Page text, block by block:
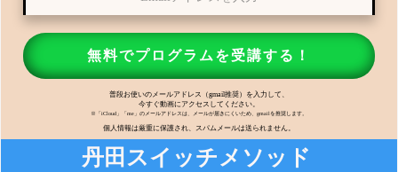
無料でプロ グラムを受講する！
普段お使いのメールアドレス（gmail推奨）を入力して、
今すぐ動画にアクセスしてください。
※ 「iCloud」「me」のメールアドレスは、メールが届きにくいため、gmailを推奨します。
個人情報は厳重に保護され、スパムメールは送られません。
丹田スイッチメソッド